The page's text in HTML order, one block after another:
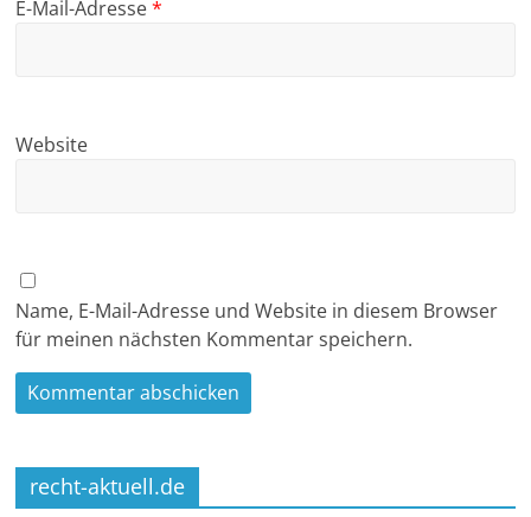
E-Mail-Adresse*
Website
Name, E-Mail-Adresse und Website in diesem Browser
für meinen nächsten Kommentar speichern.
recht-aktuell.de